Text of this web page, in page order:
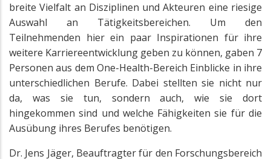
breite Vielfalt an Disziplinen und Akteuren eine riesige
Auswahl an Tätigkeitsbereichen. Um den
Teilnehmenden hier ein paar Inspirationen für ihre
weitere Karriereentwicklung geben zu können, gaben 7
Personen aus dem One-Health-Bereich Einblicke in ihre
unterschiedlichen Berufe. Dabei stellten sie nicht nur
da, was sie tun, sondern auch, wie sie dort
hingekommen sind und welche Fähigkeiten sie für die
Ausübung ihres Berufes benötigen.
Dr. Jens Jäger, Beauftragter für den Forschungsbereich